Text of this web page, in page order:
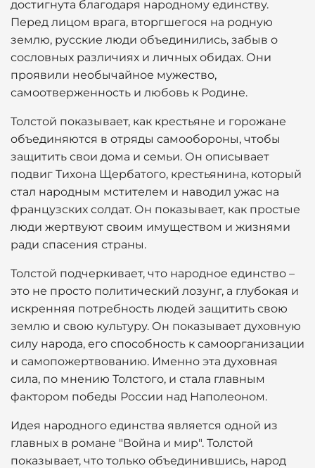
достигнута благодаря народному единству.
Перед лицом врага, вторгшегося на родную
землю, русские люди объединились, забыв о
сословных различиях и личных обидах. Они
проявили необычайное мужество,
самоотверженность и любовь к Родине.
Толстой показывает, как крестьяне и горожане
объединяются в отряды самообороны, чтобы
защитить свои дома и семьи. Он описывает
подвиг Тихона Щербатого, крестьянина, который
стал народным мстителем и наводил ужас на
французских солдат. Он показывает, как простые
люди жертвуют своим имуществом и жизнями
ради спасения страны.
Толстой подчеркивает, что народное единство –
это не просто политический лозунг, а глубокая и
искренняя потребность людей защитить свою
землю и свою культуру. Он показывает духовную
силу народа, его способность к самоорганизации
и самопожертвованию. Именно эта духовная
сила, по мнению Толстого, и стала главным
фактором победы России над Наполеоном.
Идея народного единства является одной из
главных в романе "Война и мир". Толстой
показывает, что только объединившись, народ